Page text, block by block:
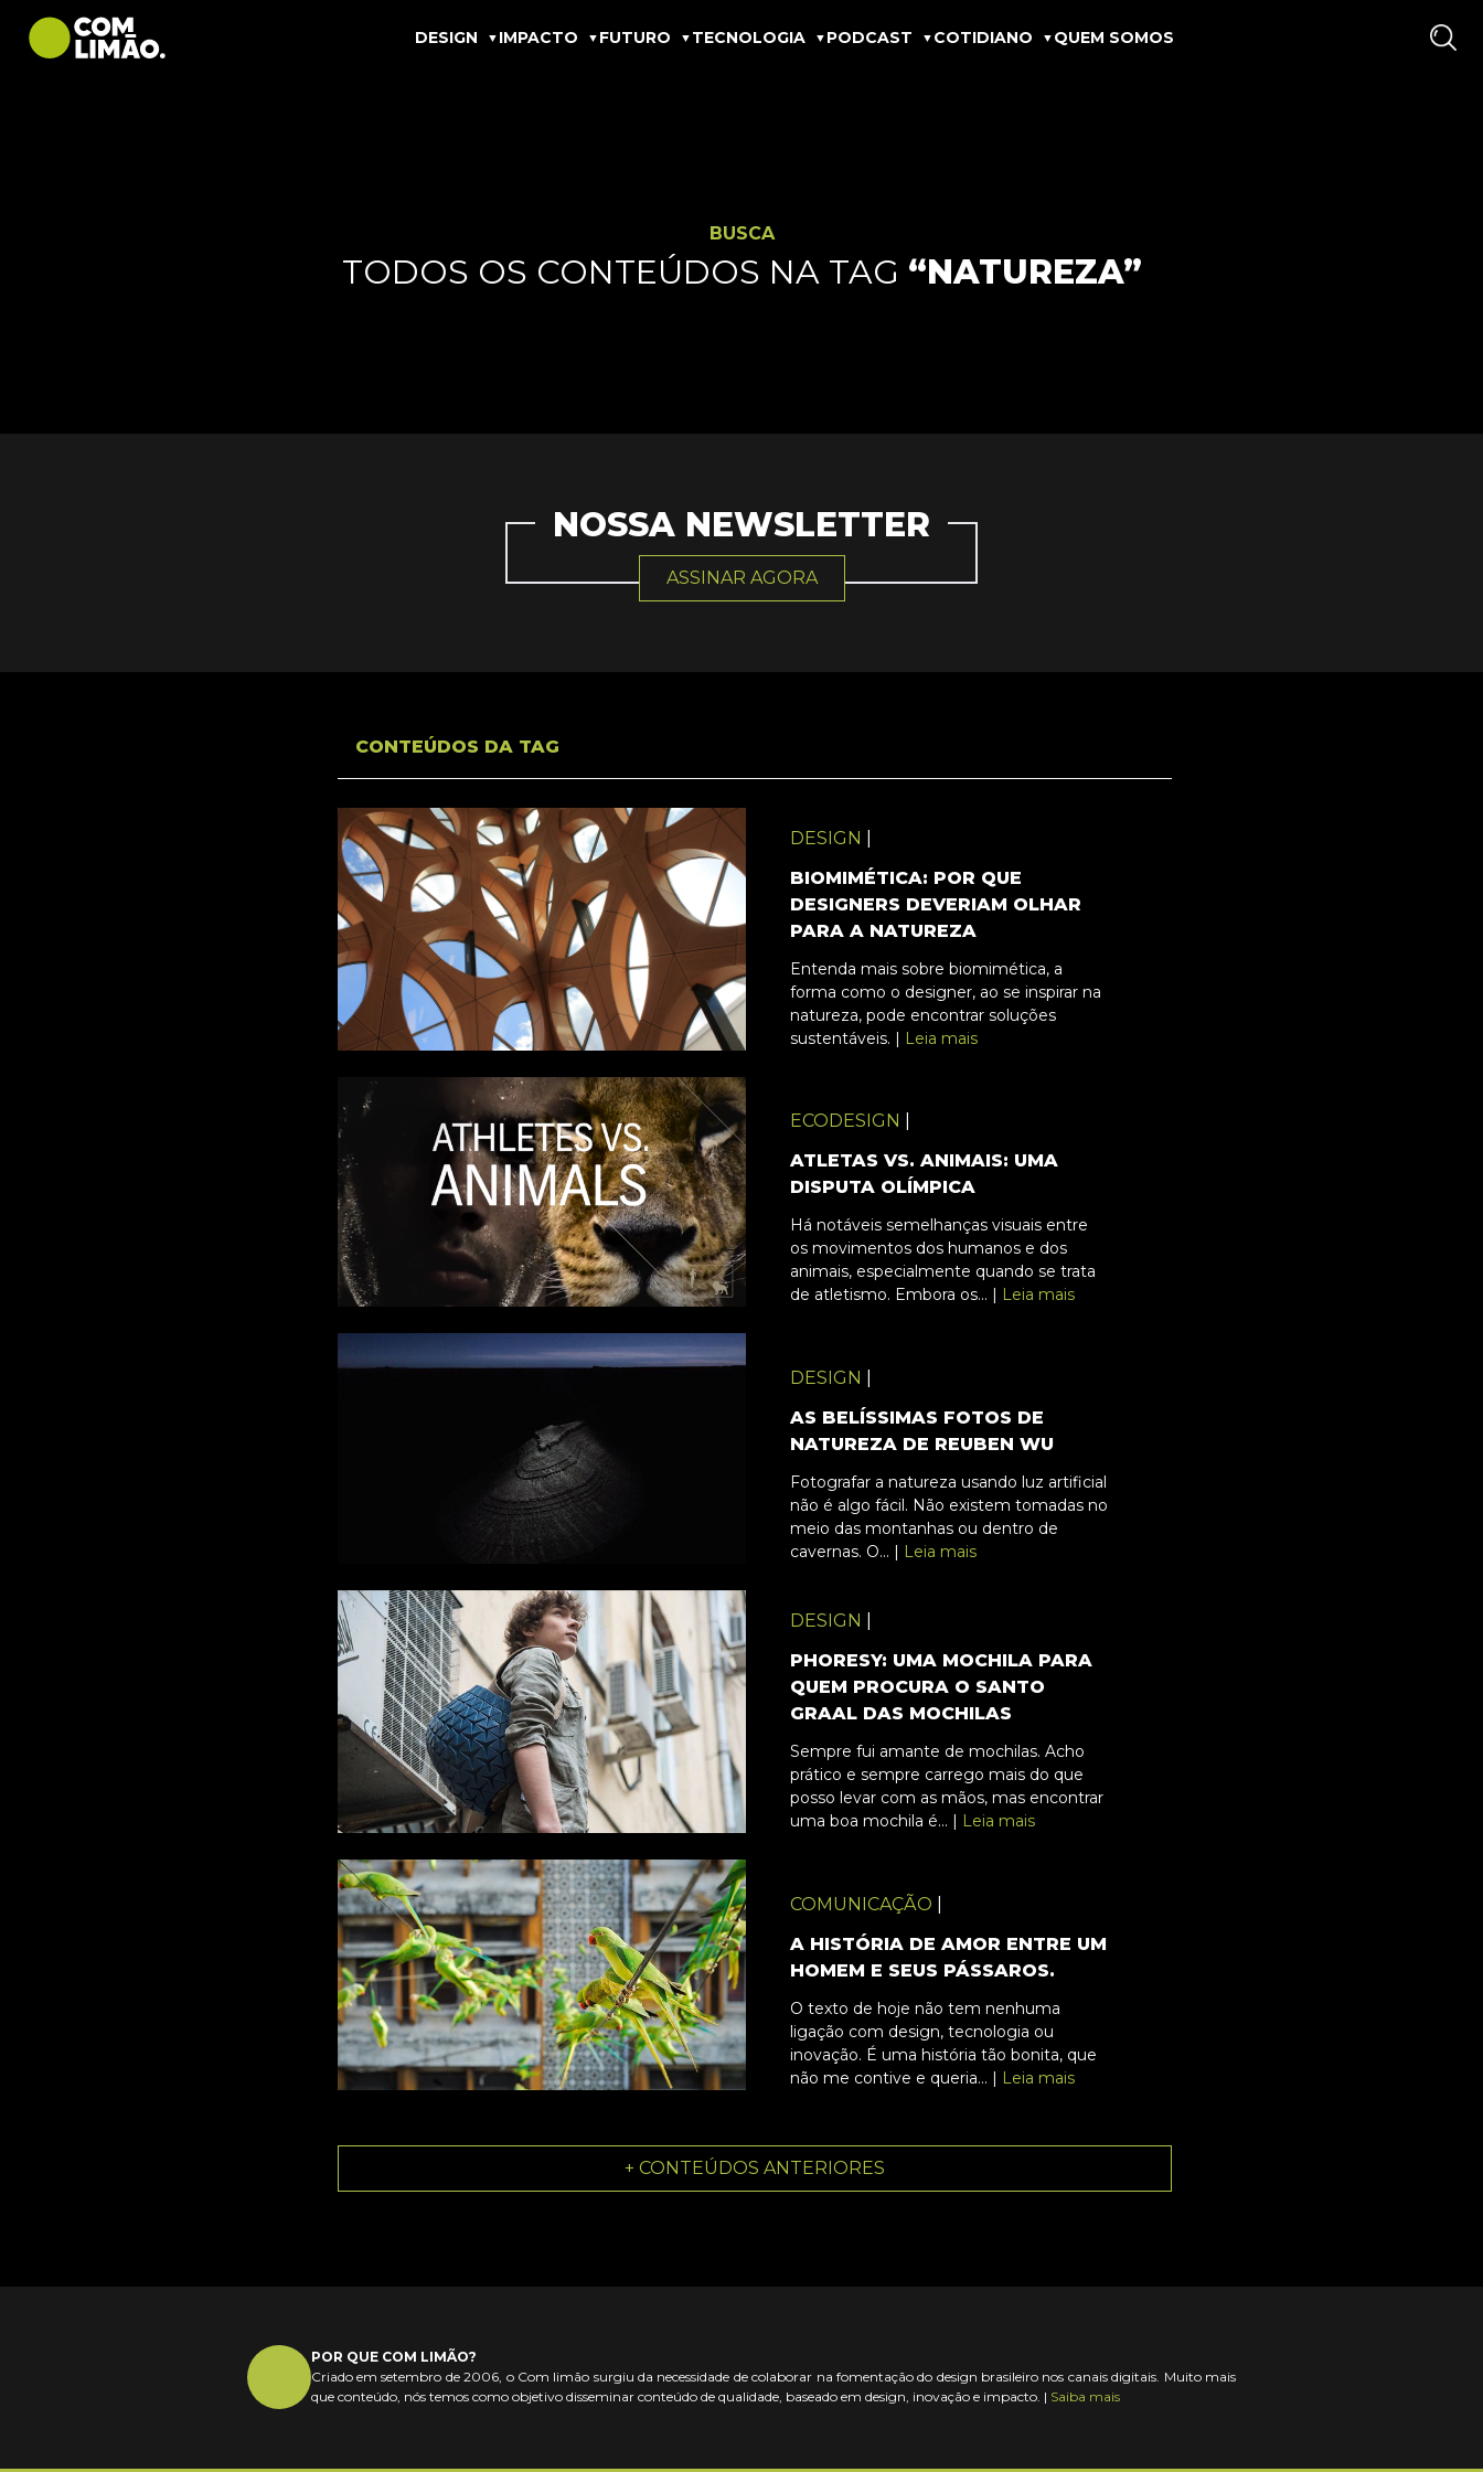
DESIGN IMPACTO FUTURO TECNOLOGIA PODCAST COTIDIANO QUEM SOMOS
BUSCA
TODOS OS CONTEÚDOS NA TAG “NATUREZA”
NOSSA NEWSLETTER
ASSINAR AGORA
CONTEÚDOS DA TAG
DESIGN
BIOMIMÉTICA: POR QUE
DESIGNERS DEVERIAM OLHAR
PARA A NATUREZA
Entenda mais sobre biomimética, a
forma como o designer, ao se inspirar na
natureza, pode encontrar soluções
sustentáveis. | Leia mais
ECODESIGN
ATLETAS VS. ANIMAIS: UMA
DISPUTA OLÍMPICA
Há notáveis semelhanças visuais entre
os movimentos dos humanos e dos
animais, especialmente quando se trata
de atletismo. Embora os... |
Leia mais
DESIGN
AS BELÍSSIMAS FOTOS DE
NATUREZA DE REUBEN WU
Fotografar a natureza usando luz artificial
não é algo fácil. Não existem tomadas no
meio das montanhas ou dentro de
cavernas. O... |
Leia mais
DESIGN
PHORESY: UMA MOCHILA PARA
QUEM PROCURA O SANTO
GRAAL DAS MOCHILAS
Sempre fui amante de mochilas. Acho
prático e sempre carrego mais do que
posso levar com as mãos, mas encontrar
uma boa mochila é... |
Leia mais
COMUNICAÇÃO
A HISTÓRIA DE AMOR ENTRE UM
HOMEM E SEUS PÁSSAROS.
O texto de hoje não tem nenhuma
ligação com design, tecnologia ou
inovação. É uma história tão bonita, que
não me contive e queria... | Leia mais
+ CONTEÚDOS ANTERIORES
POR QUE COM LIMÃO?
Criado em setembro de 2006, o Com limão surgiu da necessidade de colaborar na fomentação do design brasileiro nos canais digitais. Muito mais
que conteúdo, nós temos como objetivo disseminar conteúdo de qualidade, baseado em design, inovação e impacto. | Saiba mais